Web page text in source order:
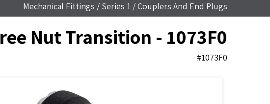
Mechanical Fittings / Series 1 /Couplers And End Plugs
Nut Transition - 1073F0
#1073F0